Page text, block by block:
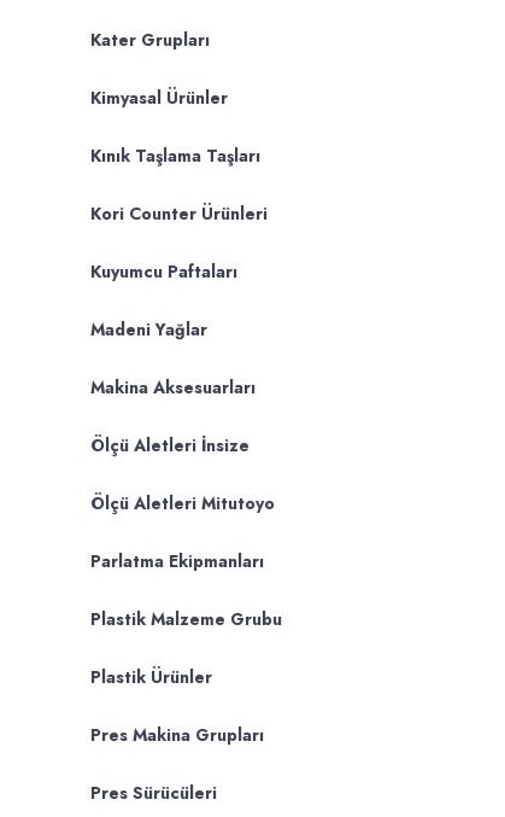
Kater Grupları
Kimyasal Ürünler
Kınık Taşlama Taşları
Kori Counter Ürünleri
Kuyumcu Paftaları
Madeni Yağlar
Makina Aksesuarları
Ölçü Aletleri İnsize
Ölçü Aletleri Mitutoyo
Parlatma Ekipmanları
Plastik Malzeme Grubu
Plastik Ürünler
Pres Makina Grupları
Pres Sürücüleri